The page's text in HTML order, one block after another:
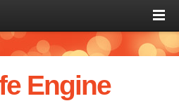
Engine